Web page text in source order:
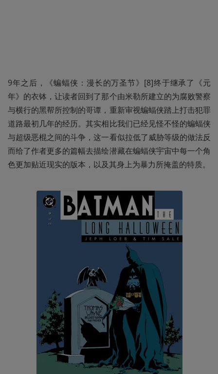
9年之后，《蝙蝠侠：漫长的万圣节》[8]终于继承了《元
年》的衣钵，让读者回到了那个由米勒所建立的为腐败警察
与横行的黑帮所控制的哥谭，重新审视蝙蝠侠踏上打击犯罪
道路最初几年的经历。其实相比我们已经见怪不怪的蝙蝠侠
与超级恶棍之间的斗争，这一看似拉低了威胁等级的做法反
而给了作者更多的篇幅去描绘潜藏在蝙蝠侠宇宙中每一个角
色更加贴近现实的版本，以及其身上为暴力所掩盖的特质。